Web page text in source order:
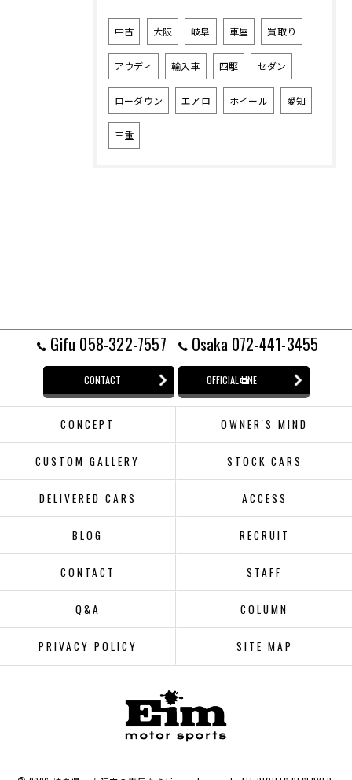
中古 大阪 岐阜 車屋 買取り
アウディ 輸入車 四駆 セダン
ローダウン エアロ ホイール 愛知
三重
Gifu 058-322-7557 Osaka 072-441-3455
CONTACT OFFICIAL LINE
CONCEPT OWNER'S MIND
CUSTOM GALLERY STOCK CARS
DELIVERED CARS ACCESS
BLOG RECRUIT
CONTACT STAFF
Q&A COLUMN
PRIVACY POLICY SITE MAP